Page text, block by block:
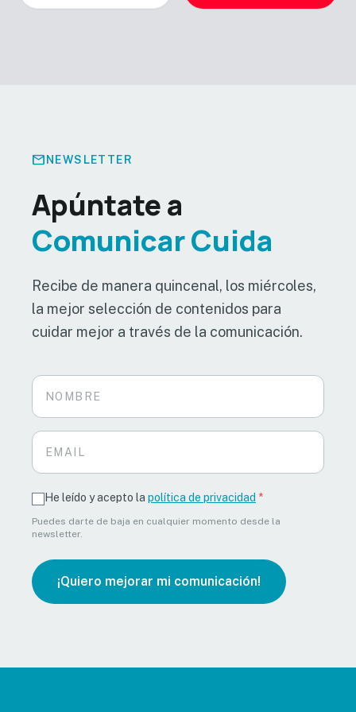
mail NEWSLETTER
Apúntate a
Comunicar Cuida
Recibe de manera quincenal, los miércoles,
la mejor selección de contenidos para
cuidar mejor a través de la comunicación.
He leído y acepto la política de privacidad *
Puedes darte de baja en cualquier momento desde la
newsletter.
¡Quiero mejorar mi comunicación!